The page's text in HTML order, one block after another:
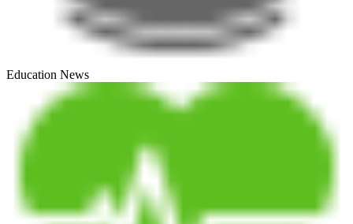
Education News